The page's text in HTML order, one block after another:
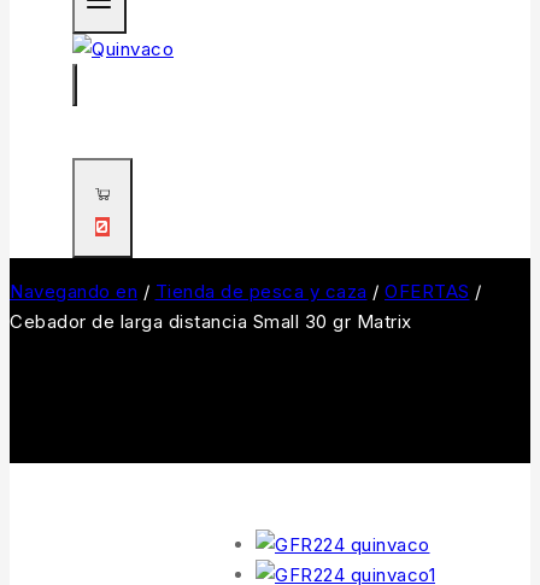
0
Navegando en / Tienda de pesca y caza / OFERTAS /
Cebador de larga distancia Small 30 gr Matrix